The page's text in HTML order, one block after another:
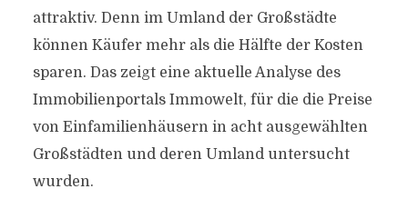
attraktiv. Denn im Umland der Großstädte
können Käufer mehr als die Hälfte der Kosten
sparen. Das zeigt eine aktuelle Analyse des
Immobilienportals Immowelt, für die die Preise
von Einfamilienhäusern in acht ausgewählten
Großstädten und deren Umland untersucht
wurden.